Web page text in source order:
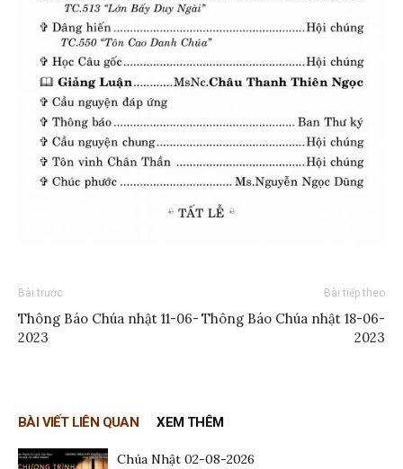
Bài trước
Thông Báo Chúa nhật 11-06-
2023
Bài tiếp theo
Thông Báo Chúa nhật 18-06-
2023
BÀI VIẾT LIÊN QUAN XEM THÊM
Chúa Nhật 02-08-2026